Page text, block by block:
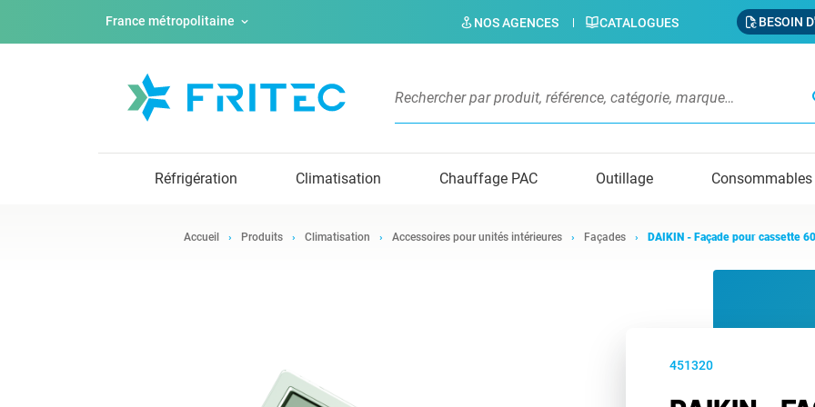
France métropolitaine NOS AGENCES CATALOGUES BESOIN
Réfrigération Climatisation Chauffage PAC Outillage Consommables
Accueil Produits Climatisation Accessoires pour unités intérieures Façades DAIKIN - Façade pour cassette
451320